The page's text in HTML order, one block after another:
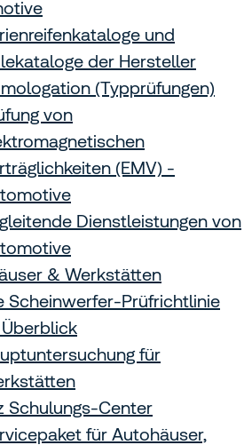
und
der Hersteller
(Typprüfungen)
von
(EMV) -
Dienstleistungen von
& Werkstätten
Scheinwerfer-Prüfrichtlinie
für
Schulungs-Center
für Autohäuser,